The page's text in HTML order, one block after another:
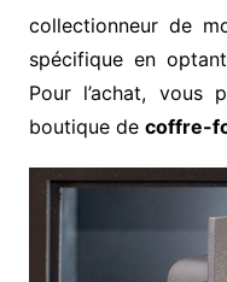
collectionneur de
spécifique en
Pour l’achat, vous
boutique de coffre-